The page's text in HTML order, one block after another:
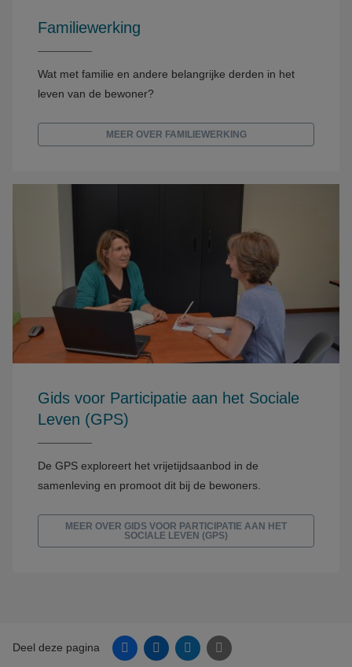
Familiewerking
Wat met familie en andere belangrijke derden in het
leven van de bewoner?
MEER OVER FAMILIEWERKING
Gids voor Participatie aan het Sociale
Leven (GPS)
De GPS exploreert het vrijetijdsaanbod in de
samenleving en promoot dit bij de bewoners.
MEER OVER GIDS VOOR PARTICIPATIE AAN HET
SOCIALE LEVEN (GPS)
Deel deze pagina FacebookLinkedinTwitter E-mail